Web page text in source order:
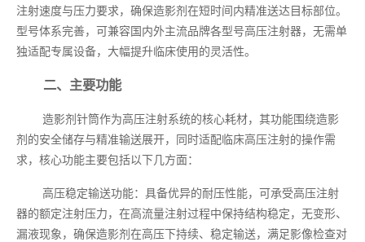
注射速度与压力要求，确保造影剂在短时间内精准送达目标部位。
型号体系完善，可兼容国内外主流品牌各型号高压注射器，无需单
独适配专属设备，大幅提升临床使用的灵活性。
二、主要功能
造影剂针筒作为高压注射系统的核心耗材，其功能围绕造影
剂的安全储存与精准输送展开，同时适配临床高压注射的操作需
求，核心功能主要包括以下几方面：
高压稳定输送功能：具备优异的耐压性能，可承受高压注射
器的额定注射压力，在高流量注射过程中保持结构稳定，无变形、
漏液现象，确保造影剂在高压下持续、稳定输送，满足影像检查对